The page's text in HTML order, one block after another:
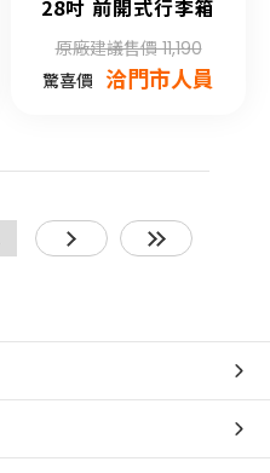
28吋 前開式行李箱
原廠建議售價 11,190
驚喜價 洽門市人員